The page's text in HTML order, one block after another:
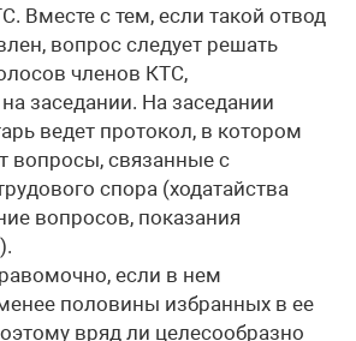
Вместе с тем, если такой отвод
вопрос следует решать
членов КТС,
заседании. На заседании
ведет протокол, в котором
вопросы, связанные с
спора (ходатайства
вопросов, показания
если в нем
половины избранных в ее
вряд ли целесообразно